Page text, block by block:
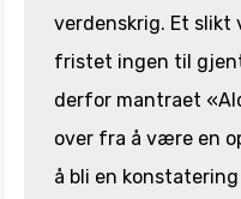
verdenskrig. Et
fristet ingen til
derfor mantraet
over fra å være en
å bli en